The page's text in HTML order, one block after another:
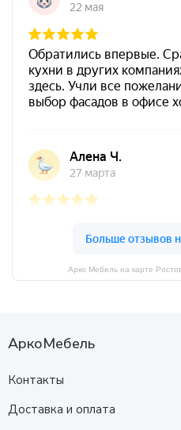
Арко Мебель на карте
АркоМебель
Контакты
Доставка и оплата